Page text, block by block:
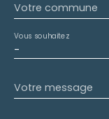
Votre commune
-
Vous souhaitez
Votre message